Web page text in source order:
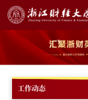
工作动态